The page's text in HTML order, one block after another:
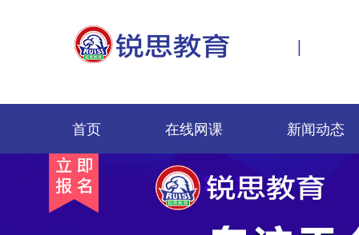
|
首页 在线网课 新闻动态